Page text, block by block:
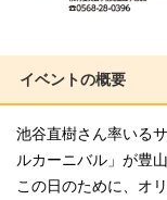
イベントの概要
池谷直樹さん率いる
ルカーニバル」が豊
この日のために、オ